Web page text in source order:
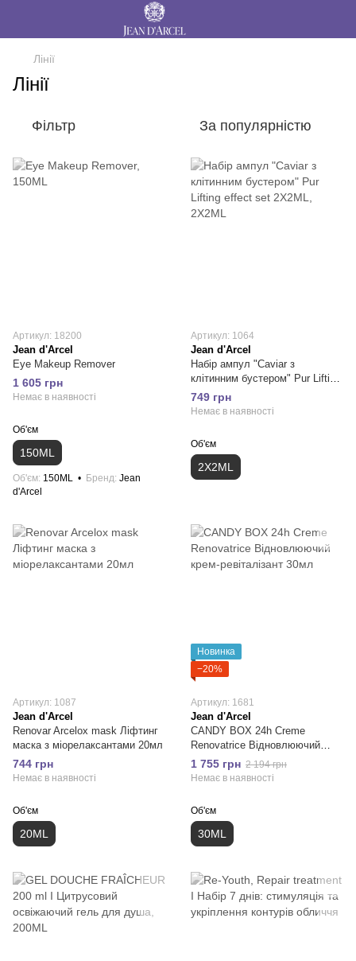
Лінії
Лінії
Фільтр За популярністю
Артикул: 18200
Jean d'Arcel
Eye Makeup Remover
1 605 грн
Немає в наявності
Об'єм
150ML
Об'єм 150ML Бренд Jean
d'Arcel
Артикул: 1064
Jean d'Arcel
Набір ампул "Caviar з
клітинним бустером" Pur Lifting
effect set 2X2ML
749 грн
Немає в наявності
Об'єм
2X2ML
Артикул: 1087
Jean d'Arcel
Renovar Arcelox mask Ліфтинг
маска з міорелаксантами 20мл
744 грн
Немає в наявності
Об'єм
20ML
Новинка
−20%
Артикул: 1681
Jean d'Arcel
CANDY BOX 24h Crеme
Rеnovatrice Відновлюючий
крем-ревіталізант 30мл
1 755 грн 2 194 грн
Немає в наявності
Об'єм
30ML